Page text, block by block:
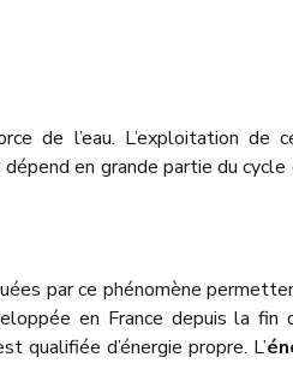
de l’eau. L’exploitation de
en grande partie du
par ce phénomène
en France depuis la
qualifiée d’énergie propre. L’